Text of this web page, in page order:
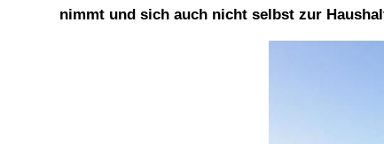
nimmt und sich auch nicht selbst zur